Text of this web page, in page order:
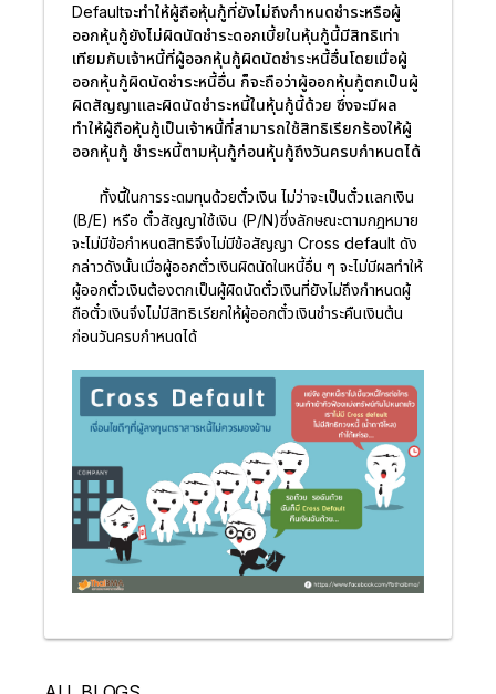
Defaultจะทำให้ผู้ถือหุ้นกู้ที่ยังไม่ถึงกำหนดชำระหรือผู้
ออกหุ้นกู้ยังไม่ผิดนัดชำระดอกเบี้ยในหุ้นกู้นี้มีสิทธิเท่า
เทียมกับเจ้าหนี้ที่ผู้ออกหุ้นกู้ผิดนัดชำระหนี้อื่นโดยเมื่อผู้
ออกหุ้นกู้ผิดนัดชำระหนี้อื่น ก็จะถือว่าผู้ออกหุ้นกู้ตกเป็นผู้
ผิดสัญญาและผิดนัดชำระหนี้ในหุ้นกู้นี้ด้วย ซึ่งจะมีผล
ทำให้ผู้ถือหุ้นกู้เป็นเจ้าหนี้ที่สามารถใช้สิทธิเรียกร้องให้ผู้
ออกหุ้นกู้ ชำระหนี้ตามหุ้นกู้ก่อนหุ้นกู้ถึงวันครบกำหนดได้
ทั้งนี้ในการระดมทุนด้วยตั๋วเงิน ไม่ว่าจะเป็นตั๋วแลกเงิน
(B/E) หรือ ตั๋วสัญญาใช้เงิน (P/N)ซึ่งลักษณะตามกฎหมาย
จะไม่มีข้อกำหนดสิทธิจึงไม่มีข้อสัญญา Cross default ดัง
กล่าวดังนั้นเมื่อผู้ออกตั๋วเงินผิดนัดในหนี้อื่น ๆ จะไม่มีผลทำให้
ผู้ออกตั๋วเงินต้องตกเป็นผู้ผิดนัดตั๋วเงินที่ยังไม่ถึงกำหนดผู้
ถือตั๋วเงินจึงไม่มีสิทธิเรียกให้ผู้ออกตั๋วเงินชำระคืนเงินต้น
ก่อนวันครบกำหนดได้